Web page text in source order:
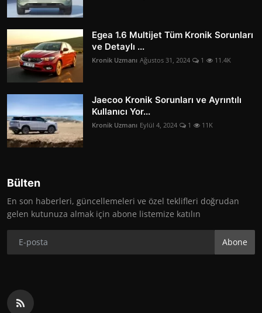
Egea 1.6 Multijet Tüm Kronik Sorunları
ve Detaylı ...
Kronik Uzmanı Ağustos 31, 2024 1 11.4K
Jaecoo Kronik Sorunları ve Ayrıntılı
Kullanıcı Yor...
Kronik Uzmanı Eylül 4, 2024 1 11K
Bülten
En son haberleri, güncellemeleri ve özel teklifleri doğrudan
gelen kutunuza almak için abone listemize katılın
Abone